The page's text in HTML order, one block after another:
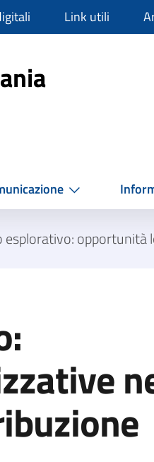
Link utili
esplorativo: opportunità